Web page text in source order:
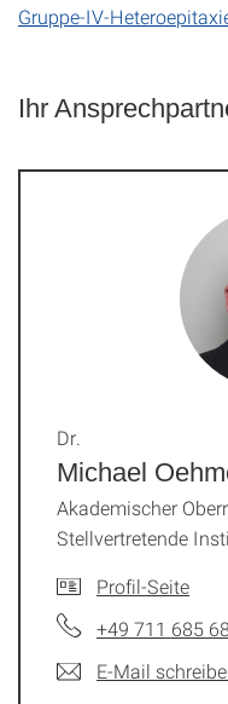
Gruppe-IV-
Ihr
Michael
Dr.
Akademischer
Stellvertretende
Profil-Seite
+49 711 685
E-Mail